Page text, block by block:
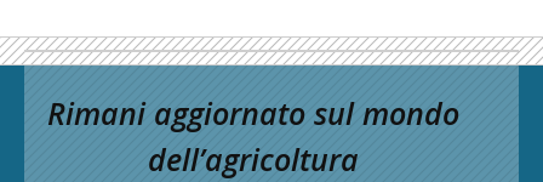
Rimani aggiornato sul mondo
dell’agricoltura